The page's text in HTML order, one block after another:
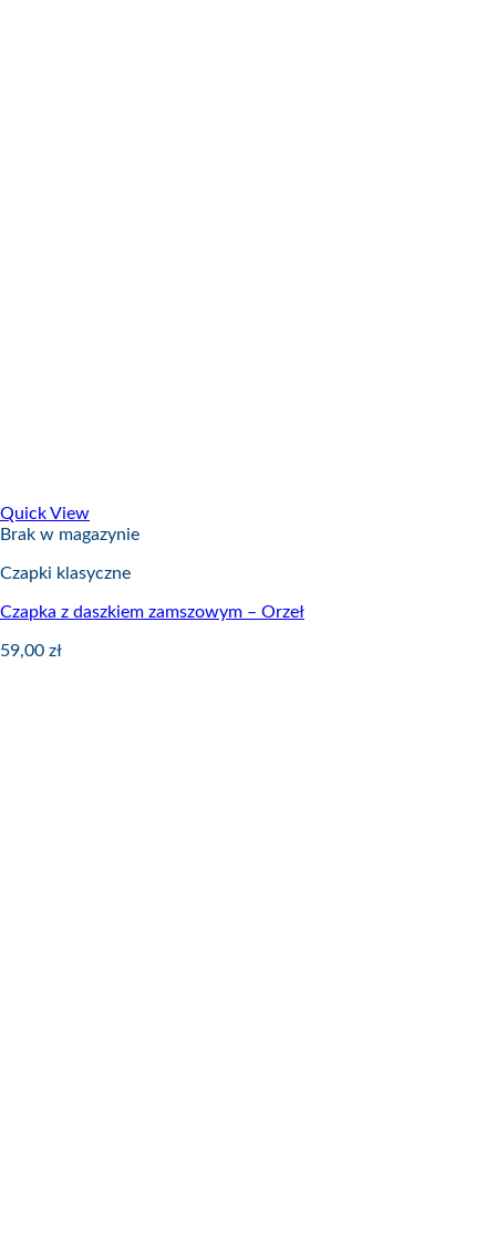
Quick View
Brak w magazynie
Czapki klasyczne
Czapka z daszkiem zamszowym – Orzeł
59,00 zł